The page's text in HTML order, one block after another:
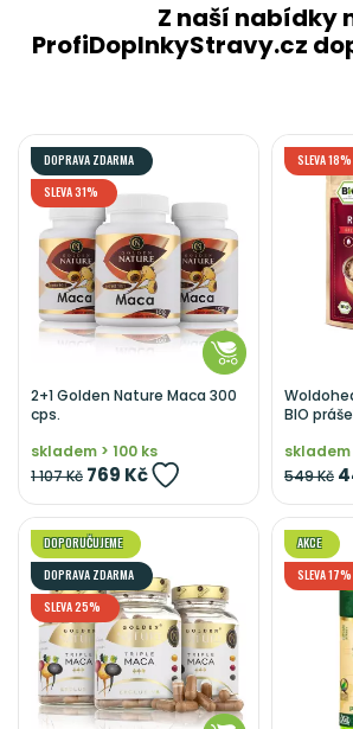
Z naší nabídky
ProfiDoplnkyStravy.cz
DOPRAVA ZDARMA
SLEVA 31%
2+1 Golden Nature Maca 300
cps.
skladem > 100 ks
1 107 Kč 769 Kč
SLEVA 18%
BIO
skladem
549 Kč
DOPORUČUJEME
DOPRAVA ZDARMA
SLEVA 25%
AKCE
SLEVA 17%